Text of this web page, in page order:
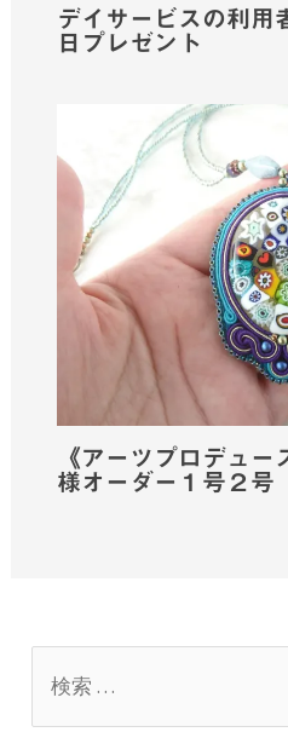
デイサービスの利
日プレゼント
《アーツプロデュ
様オーダー１号２号